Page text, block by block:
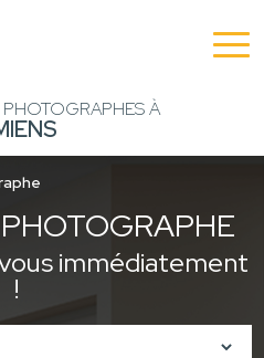
PHOTOGRAPHES À
immédiatement
!